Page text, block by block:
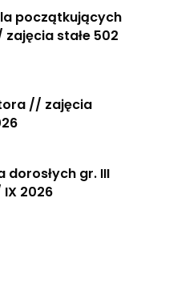
początkujących
stałe 502
// zajęcia
dorosłych gr. III
2026